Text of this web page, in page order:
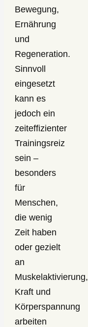
Bewegung,
Ernährung
und
Regeneration.
Sinnvoll
eingesetzt
kann es
jedoch ein
zeiteffizienter
Trainingsreiz
sein –
besonders
für
Menschen,
die wenig
Zeit haben
oder gezielt
an
Muskelaktivierung,
Kraft und
Körperspannung
arbeiten